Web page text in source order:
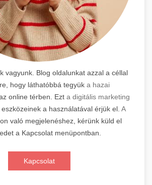
vagyunk. Blog oldalunkat azzal a céllal
hogy láthatóbbá tegyük a hazai
online térben. Ezt a digitális marketing
a használatával érjük el. A
való megjelenéshez, kérünk küld el
a Kapcsolat menüpontban.
Kapcsolat